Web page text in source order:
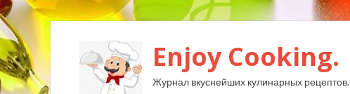
Enjoy Cooking.
Журнал вкуснейших кулинарных рецептов.